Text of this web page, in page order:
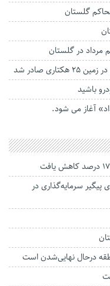
گلستان
مرداد در گلستان
صادر شد
باشید
آغاز می شود.
هلدینگ اقتصادی پیگیر سرمایه‌گذاری در
درحال نهایی‌شدن است